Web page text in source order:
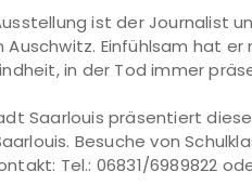
ist der Journalist
Auschwitz. Einfühlsam hat
in der Tod immer
Saarlouis präsentiert
Besuche von
Tel.: 06831/6989822